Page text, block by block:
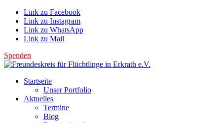
Link zu Facebook
Link zu Instagram
Link zu WhatsApp
Link zu Mail
Spenden
Startseite
Unser Portfolio
Aktuelles
Termine
Blog